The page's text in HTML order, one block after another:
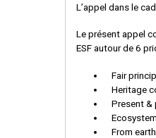
L’appel dans le
Le présent appel
ESF autour de 6
Fair
Heritage
Present
From